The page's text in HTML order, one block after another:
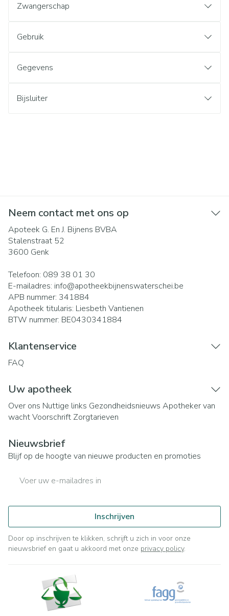
Zwangerschap
Gebruik
Gegevens
Bijsluiter
Neem contact met ons op
Apoteek G. En J. Bijnens BVBA
Stalenstraat 52
3600 Genk
Telefoon: 089 38 01 30
E-mailadres: info@apotheekbijnenswaterschei.be
APB nummer: 341884
Apotheek titularis: Liesbeth Vantienen
BTW nummer: BE0430341884
Klantenservice
FAQ
Uw apotheek
Over ons Nuttige links Gezondheidsnieuws Apotheker van
wachtVoorschrift Zorgtarieven
Nieuwsbrief
Blijf op de hoogte van nieuwe producten en promoties
Inschrijven
Door op inschrijven te klikken, schrijft u zich in voor onze
nieuwsbrief en gaat u akkoord met onze privacy policy.